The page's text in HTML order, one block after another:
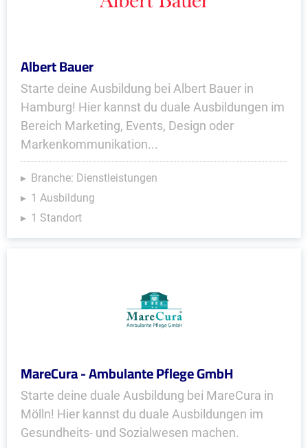
Albert Bauer
Starte deine Ausbildung bei Albert Bauer in
Hamburg! Hier kannst du duale Ausbildungen im
Bereich Marketing, Events, Design oder
Markenkommunikation...
Branche: Dienstleistungen
1 Ausbildung
1 Standort
MareCura - Ambulante Pflege GmbH
Starte deine duale Ausbildung bei MareCura in
Mölln! Hier kannst du duale Ausbildungen im
Gesundheits- und Sozialwesen machen.